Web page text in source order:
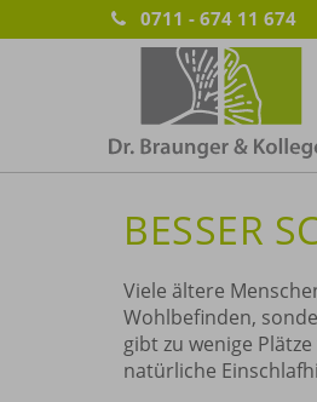
0711 - 674 11 674
BESSER
Viele ältere
Wohlbefinden,
gibt zu wenige
natürliche